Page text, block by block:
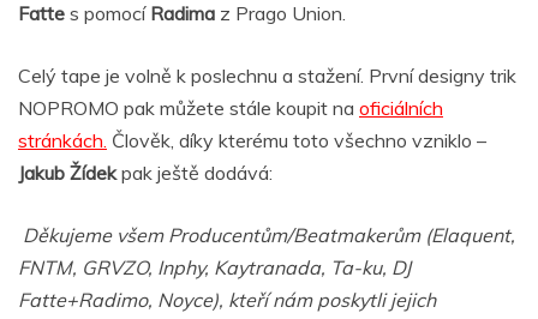
Fatte s pomocí Radima z Prago Union.
Celý tape je volně k poslechnu a stažení. První designy trik
NOPROMO pak můžete stále koupit na oficiálních
stránkách. Člověk, díky kterému toto všechno vzniklo –
Jakub Žídekpak ještě dodává:
Děkujeme všem Producentům/Beatmakerům (Elaquent,
FNTM, GRVZO, Inphy, Kaytranada, Ta-ku, DJ
Fatte+Radimo, Noyce), kteří nám poskytli jejich